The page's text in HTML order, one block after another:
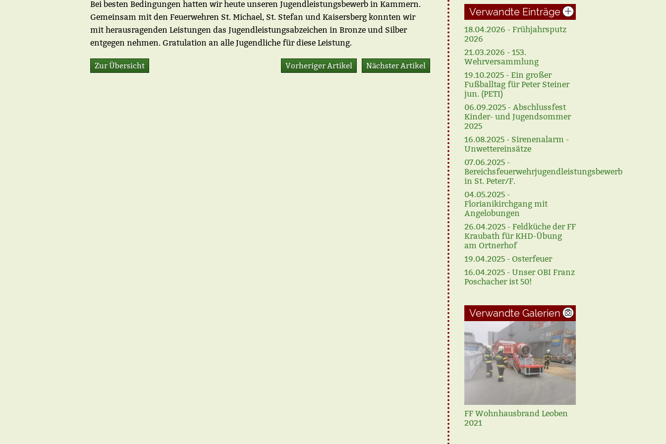
Bei besten Bedingungen hatten wir heute unseren Jugendleistungsbewerb in Kammern.
Gemeinsam mit den Feuerwehren St. Michael, St. Stefan und Kaisersberg konnten wir
mit herausragenden Leistungen das Jugendleistungsabzeichen in Bronze und Silber
entgegen nehmen. Gratulation an alle Jugendliche für diese Leistung.
Nächster Artikel
Vorheriger Artikel
Zur Übersicht
Verwandte Einträge
18.04.2026 - Frühjahrsputz
2026
21.03.2026 - 153.
Wehrversammlung
19.10.2025 - Ein großer
Fußballtag für Peter Steiner
jun. (PETI)
06.09.2025 - Abschlussfest
Kinder- und Jugendsommer
2025
16.08.2025 - Sirenenalarm -
Unwettereinsätze
07.06.2025 -
Bereichsfeuerwehrjugendleistungsbewerb
in St. Peter/F.
04.05.2025 -
Florianikirchgang mit
Angelobungen
26.04.2025 - Feldküche der FF
Kraubath für KHD-Übung
am Ortnerhof
19.04.2025 - Osterfeuer
16.04.2025 - Unser OBI Franz
Poschacher ist 50!
Verwandte Galerien
FF Wohnhausbrand Leoben
2021